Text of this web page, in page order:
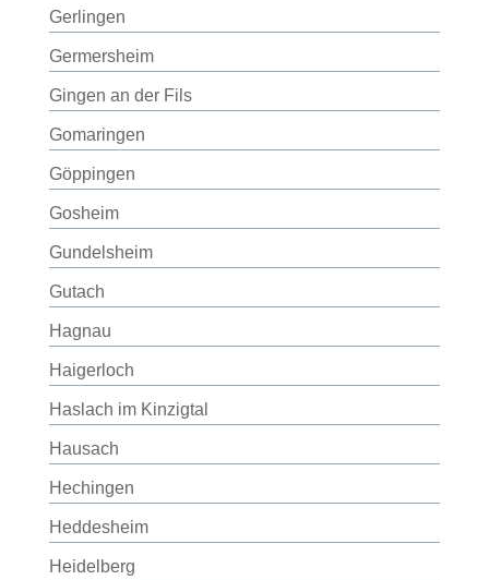
Gerlingen
Germersheim
Gingen an der Fils
Gomaringen
Göppingen
Gosheim
Gundelsheim
Gutach
Hagnau
Haigerloch
Haslach im Kinzigtal
Hausach
Hechingen
Heddesheim
Heidelberg